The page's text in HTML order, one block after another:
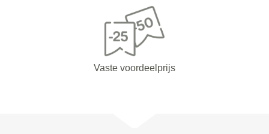
Vaste voordeelprijs